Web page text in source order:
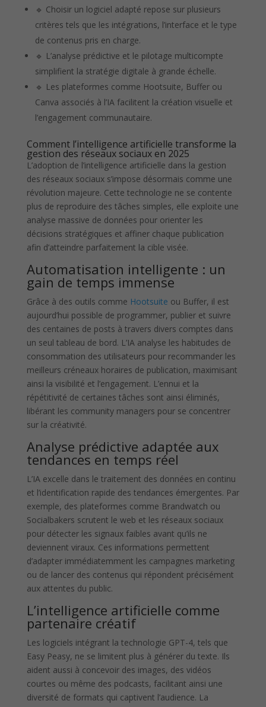
🔹 Choisir un logiciel adapté repose sur plusieurs
critères tels que les intégrations, l’interface et le type
de contenus pris en charge.
🔹 L’analyse prédictive et le pilotage multicompte
simplifient la stratégie digitale à grande échelle.
🔹 Les plateformes comme Hootsuite, Buffer ou
Canva associés à l’IA facilitent la création visuelle et
l’engagement communautaire.
Comment l’intelligence artificielle transforme la
gestion des réseaux sociaux en 2025
L’adoption de l’intelligence artificielle dans la gestion
des réseaux sociaux s’impose désormais comme une
révolution majeure. Cette technologie ne se contente
plus de reproduire des tâches simples, elle exploite une
analyse massive de données pour orienter les
décisions stratégiques et affiner chaque publication
afin d’atteindre parfaitement la cible visée.
Automatisation intelligente : un
gain de temps immense
Grâce à des outils comme Hootsuite ou Buffer, il est
aujourd’hui possible de programmer, publier et suivre
des centaines de posts à travers divers comptes dans
un seul tableau de bord. L’IA analyse les habitudes de
consommation des utilisateurs pour recommander les
meilleurs créneaux horaires de publication, maximisant
ainsi la visibilité et l’engagement. L’ennui et la
répétitivité de certaines tâches sont ainsi éliminés,
libérant les community managers pour se concentrer
sur la créativité.
Analyse prédictive adaptée aux
tendances en temps réel
L’IA excelle dans le traitement des données en continu
et l’identification rapide des tendances émergentes. Par
exemple, des plateformes comme Brandwatch ou
Socialbakers scrutent le web et les réseaux sociaux
pour détecter les signaux faibles avant qu’ils ne
deviennent viraux. Ces informations permettent
d’adapter immédiatemment les campagnes marketing
ou de lancer des contenus qui répondent précisément
aux attentes du public.
L’intelligence artificielle comme
partenaire créatif
Les logiciels intégrant la technologie GPT-4, tels que
Easy Peasy, ne se limitent plus à générer du texte. Ils
aident aussi à concevoir des images, des vidéos
courtes ou même des podcasts, facilitant ainsi une
diversité de formats qui captivent l’audience. La